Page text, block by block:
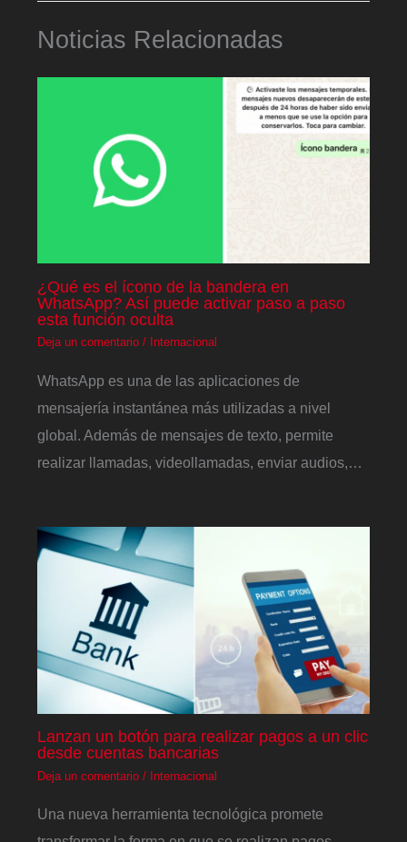
Noticias Relacionadas
¿Qué es el ícono de la bandera en
WhatsApp? Así puede activar paso a paso
esta función oculta
Deja un comentario / Internacional
WhatsApp es una de las aplicaciones de
mensajería instantánea más utilizadas a nivel
global. Además de mensajes de texto, permite
realizar llamadas, videollamadas, enviar audios,…
Lanzan un botón para realizar pagos a un clic
desde cuentas bancarias
Deja un comentario / Internacional
Una nueva herramienta tecnológica promete